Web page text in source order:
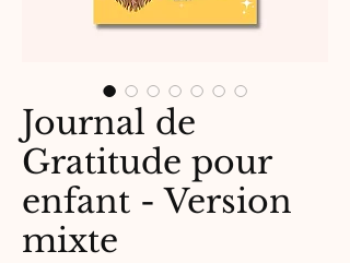
Journal de
Gratitude pour
enfant - Version
mixte